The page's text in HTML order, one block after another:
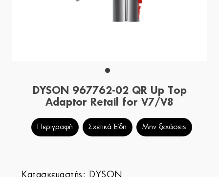
DYSON 967762-02 QR Up Top
Adaptor Retail for V7/V8
Περιγραφή Σχετικά Είδη Μην ξεχάσεις
Κατασκευαστής: DYSON